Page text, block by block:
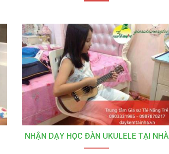
NHẬN DẠY HỌC ĐÀN UKULELE TẠI NHÀ